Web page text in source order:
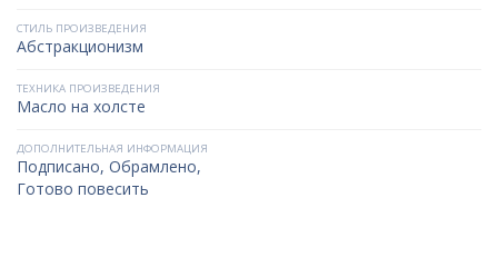
СТИЛЬ ПРОИЗВЕДЕНИЯ
Абстракционизм
ТЕХНИКА ПРОИЗВЕДЕНИЯ
Масло на холсте
ДОПОЛНИТЕЛЬНАЯ ИНФОРМАЦИЯ
Подписано, Обрамлено,
Готово повесить